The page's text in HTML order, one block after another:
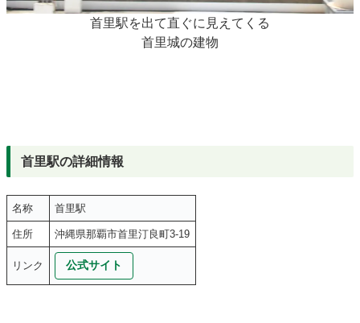
首里駅を出て直ぐに見えてくる
首里城の建物
首里駅の詳細情報
名称 首里駅
住所 沖縄県那覇市首里汀良町3-19
リンク 公式サイト